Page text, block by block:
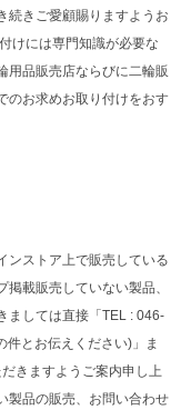
続きご愛顧賜りますようお
けには専門知識が必要な
用品販売店ならびに二輪販
のお求めお取り付けをおす
ンストア上で販売している
載販売していない製品、
ましては直接「TEL : 046-
とお伝えください)」ま
きますようご案内申し上
製品の販売、お問い合わせ